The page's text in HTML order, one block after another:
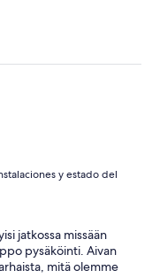
y estado del
jatkossa missään
pysäköinti. Aivan
mitä olemme